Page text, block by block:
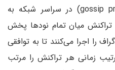
پروتکل شایعه پراکنی (gossip protocol) در سراسر شبکه به
تراکنش میان تمام نودها پخش
را اجرا می‌کنند تا به توافقی
زمانی هر تراکنش را مرتب